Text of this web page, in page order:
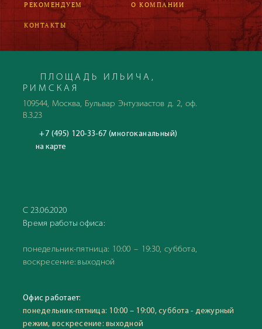
РЕКОМЕНДУЕМ О КОМПАНИИ
КОНТАКТЫ
ПЛОЩАДЬ ИЛЬИЧА,
РИМСКАЯ
109544, Москва, Бульвар Энтузиастов д. 2, оф.
В.3.23
+7 (495) 120-33-67 (многоканальный)
на карте
С 23.06.2020
Время работы офиса:
понедельник-пятница: 10:00 – 19:30, суббота,
воскресение: выходной
Офис работает:
понедельник-пятница: 10:00 – 19:00, суббота - дежурный
режим, воскресение: выходной